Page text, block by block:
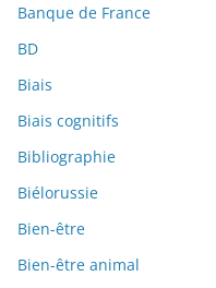
Banque de France
BD
Biais
Biais cognitifs
Bibliographie
Biélorussie
Bien-être
Bien-être animal